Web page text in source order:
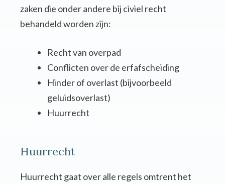
zaken die onder andere bij civiel recht
behandeld worden zijn:
Recht van overpad
Conflicten over de erfafscheiding
Hinder of overlast (bijvoorbeeld
geluidsoverlast)
Huurrecht
Huurrecht
Huurrecht gaat over alle regels omtrent het